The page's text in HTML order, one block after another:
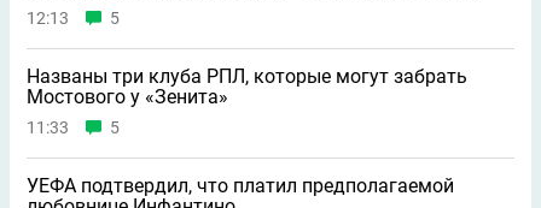
12:13 5
Названы три клуба РПЛ, которые могут забрать
Мостового у «Зенита»
11:33 5
УЕФА подтвердил, что платил предполагаемой